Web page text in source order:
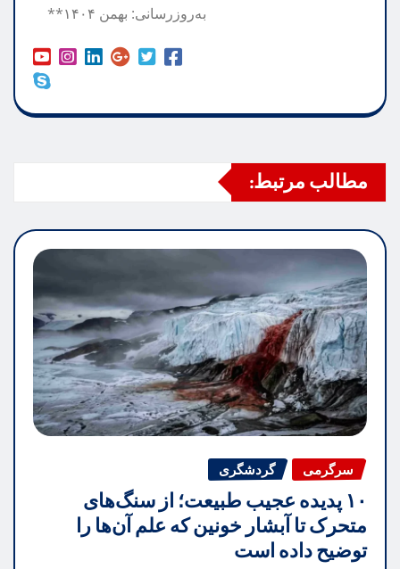
به‌روزرسانی: بهمن ۱۴۰۴**
مطالب مرتبط:
سرگرمی گردشگری
۱۰ پدیده عجیب طبیعت؛ از سنگ‌های
متحرک تا آبشار خونین که علم آن‌ها را
توضیح داده است